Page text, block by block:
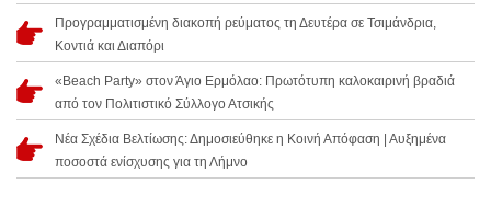
Προγραμματισμένη διακοπή ρεύματος τη Δευτέρα σε Τσιμάνδρια,
Κοντιά και Διαπόρι
«Beach Party» στον Άγιο Ερμόλαο: Πρωτότυπη καλοκαιρινή βραδιά
από τον Πολιτιστικό Σύλλογο Ατσικής
Νέα Σχέδια Βελτίωσης: Δημοσιεύθηκε η Κοινή Απόφαση | Αυξημένα
ποσοστά ενίσχυσης για τη Λήμνο